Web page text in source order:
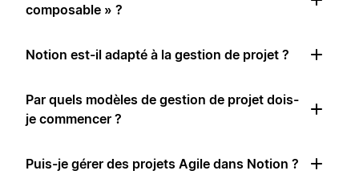
composable » ?
Notion est-il adapté à la gestion de projet ?
Par quels modèles de gestion de projet dois-
je commencer ?
Puis-je gérer des projets Agile dans Notion ?